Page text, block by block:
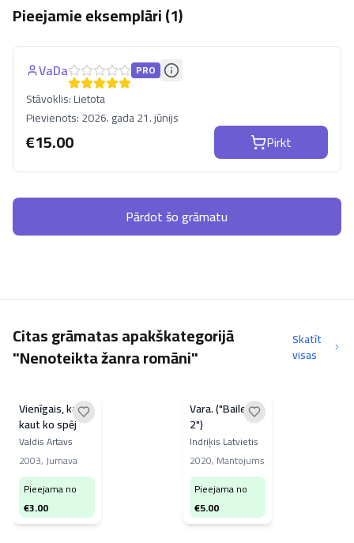
Pieejamie eksemplāri (1)
VaDa PRO
Stāvoklis:Lietota
Pievienots:2026. gada 21. jūnijs
€15.00 Pirkt
Pārdot šo grāmatu
Citas grāmatas apakškategorijā
"Nenoteikta žanra romāni"
Skatīt
visas
Vienīgais, kas
kaut ko spēj
Valdis Artavs
2003,Jumava
Pieejama no
€3.00
Vara. ("Bailes
2")
Indriķis Latvietis
2020, Mantojums
Pieejama no
€5.00